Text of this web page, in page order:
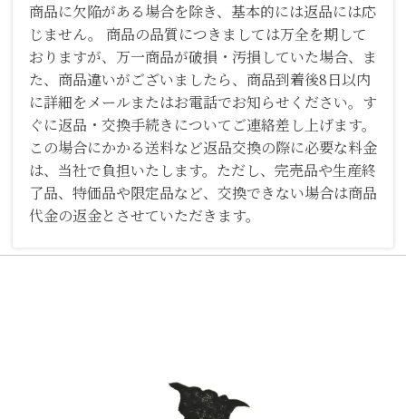
商品に欠陥がある場合を除き、基本的には返品には応
じません。 商品の品質につきましては万全を期して
おりますが、万一商品が破損・汚損していた場合、ま
た、商品違いがございましたら、商品到着後8日以内
に詳細をメールまたはお電話でお知らせください。す
ぐに返品・交換手続きについてご連絡差し上げます。
この場合にかかる送料など返品交換の際に必要な料金
は、当社で負担いたします。ただし、完売品や生産終
了品、特価品や限定品など、交換できない場合は商品
代金の返金とさせていただきます。